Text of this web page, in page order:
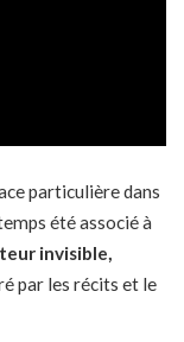
particulière dans
été associé à
invisible,
par les récits et le